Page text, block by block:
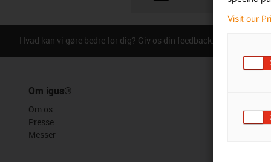
Hvad kan vi gøre bedre for dig? Giv os din feedback.
Om igus®
Om os
Presse
Messer
Visit our